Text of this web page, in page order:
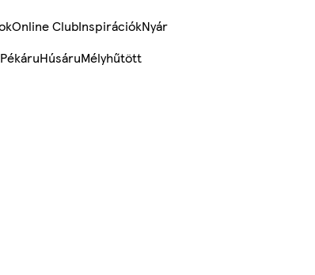
Online ClubInspirációkNyár
PékáruHúsáruMélyhűtött